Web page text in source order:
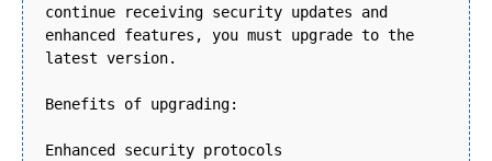
continue receiving security updates and
enhanced features, you must upgrade to the
latest version.
Benefits of upgrading:
Enhanced security protocols